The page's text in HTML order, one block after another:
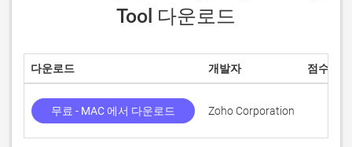
Tool 다운로드
다운로드 개발자 점수
무료 - MAC 에서 다운로드 Zoho Corporation